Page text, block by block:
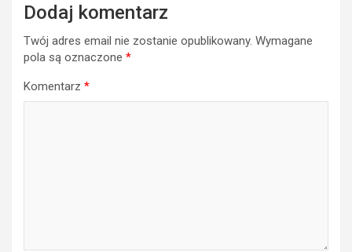
Dodaj komentarz
Twój adres email nie zostanie opublikowany. Wymagane
pola są oznaczone *
Komentarz *